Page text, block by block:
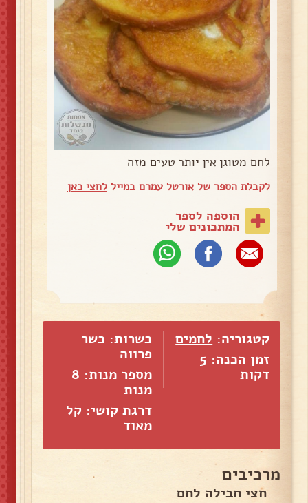
לחם מטוגן אין יותר טעים מזה
לקבלת הספר של אורטל עמרם במייללחצי כאן
הוספה לספר
המתכונים שלי
קטגוריה: לחמים
זמן הכנה: 5
דקות
כשרות: כשר
פרווה
מספר מנות: 8
מנות
דרגת קושי: קל
מאוד
מרכיבים
חצי חבילה לחם